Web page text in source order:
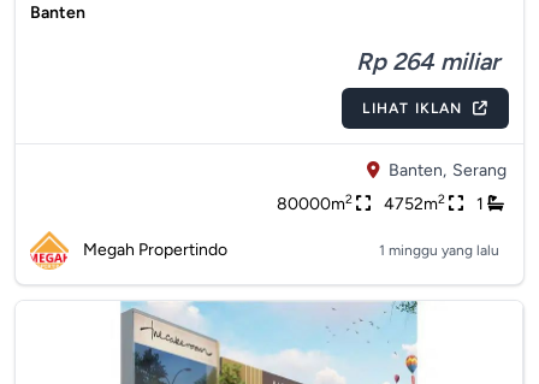
Banten
Rp 264 miliar
LIHAT IKLAN
Banten, Serang
80000m2 4752m2 1
Megah Propertindo 1 minggu yang lalu